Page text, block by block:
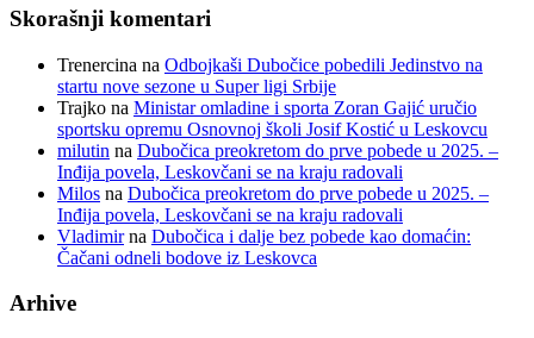
Skorašnji komentari
Trenercina na Odbojkaši Dubočice pobedili Jedinstvo na
startu nove sezone u Super ligi Srbije
Trajko na Ministar omladine i sporta Zoran Gajić uručio
sportsku opremu Osnovnoj školi Josif Kostić u Leskovcu
milutin na Dubočica preokretom do prve pobede u 2025. –
Inđija povela, Leskovčani se na kraju radovali
Milos na Dubočica preokretom do prve pobede u 2025. –
Inđija povela, Leskovčani se na kraju radovali
Vladimirna Dubočica i dalje bez pobede kao domaćin:
Čačani odneli bodove iz Leskovca
Arhive